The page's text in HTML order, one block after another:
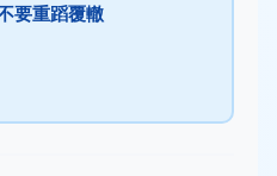
要重蹈覆轍